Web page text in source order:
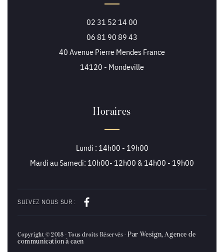
02 31 52 14 00
06 81 90 89 43
40 Avenue Pierre Mendes France
14120 - Mondeville
Horaires
Lundi : 14h00 - 19h00
Mardi au Samedi: 10h00- 12h00 & 14h00 - 19h00
SUIVEZ NOUS SUR :
Copyright © 2018 - Tous droits Réservés -Par Wesign, Agence de
communication à caen